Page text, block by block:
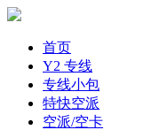
首页
Y2 专线
专线小包
特快空派
空派/空卡